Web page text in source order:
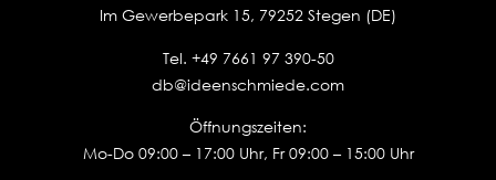
Im Gewerbepark 15, 79252 Stegen (DE)
Tel. +49 7661 97 390-50
db@ideenschmiede.com
Öffnungszeiten:
Mo-Do 09:00 – 17:00 Uhr, Fr 09:00 – 15:00 Uhr